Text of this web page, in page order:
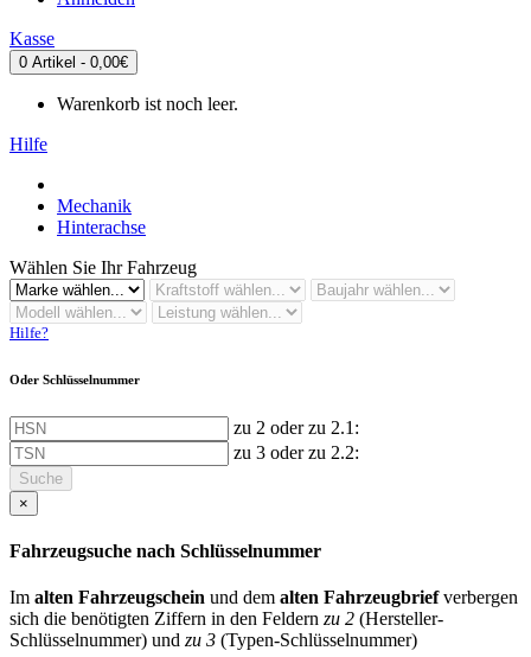
Kasse
0 Artikel - 0,00€
Warenkorb ist noch leer.
Hilfe
Mechanik
Hinterachse
Wählen Sie Ihr Fahrzeug
Hilfe?
Oder Schlüsselnummer
zu 2 oder zu 2.1:
zu 3 oder zu 2.2:
Suche
×
Fahrzeugsuche nach Schlüsselnummer
Im alten Fahrzeugschein und dem alten Fahrzeugbriefverbergen
sich die benötigten Ziffern in den Feldern zu 2 (Hersteller-
Schlüsselnummer) und zu 3 (Typen-Schlüsselnummer)